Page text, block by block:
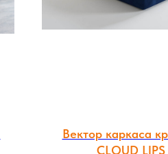
Вектор каркаса
CLOUD LIPS